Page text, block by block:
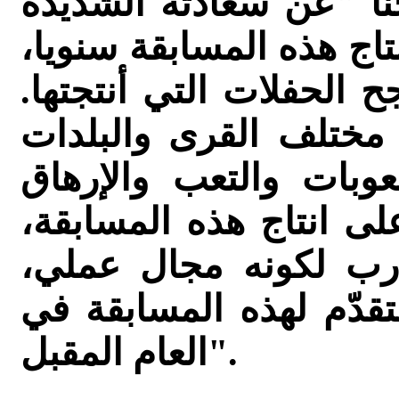
هذه المسابقة سنويا،
التي أنتجتها.
القرى والبلدات
والتعب والإرهاق
انتاج هذه المسابقة،
لكونه مجال عملي،
لهذه المسابقة في
العام المقبل".